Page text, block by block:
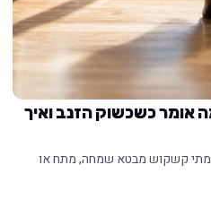
כשכשוק הזנב ואיך
מתי קשקוש מבטא שמחה, מתח או